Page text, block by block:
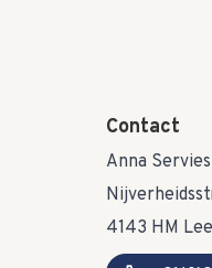
Contact
Anna Servies
4143 HM